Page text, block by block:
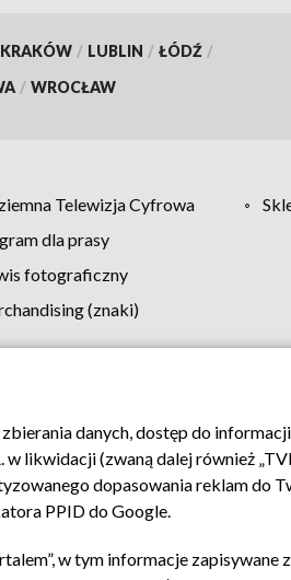
KRAKÓW / LUBLIN / ŁÓDŹ /
/ WROCŁAW
Telewizja Cyfrowa
dla prasy
fotograficzny
(znaki)
reklamy Kontakt
danych, dostęp do
likwidacji (zwaną dalej również
dopasowania reklam do
PPID do Google.
w tym informacje zapisywane